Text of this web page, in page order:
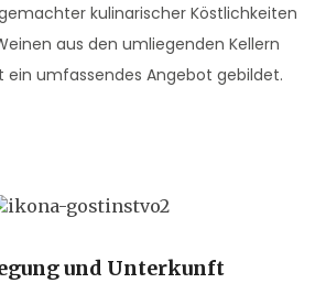
kulinarischer Köstlichkeiten
aus den umliegenden Kellern
ein umfassendes Angebot gebildet.
und Unterkunft